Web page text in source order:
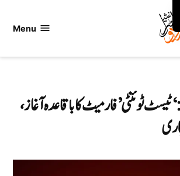
Menu
ٹوئنٹی’ فارمیٹ کا باقاعدہ آغاز،